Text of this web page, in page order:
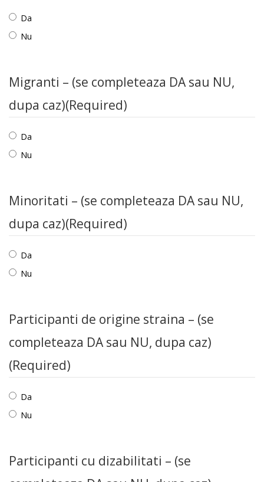
Da
Nu
Migranti – (se completeaza DA sau NU,
dupa caz)(Required)
Da
Nu
Minoritati – (se completeaza DA sau NU,
dupa caz)(Required)
Da
Nu
Participanti de origine straina – (se
completeaza DA sau NU, dupa caz)
(Required)
Da
Nu
Participanti cu dizabilitati – (se